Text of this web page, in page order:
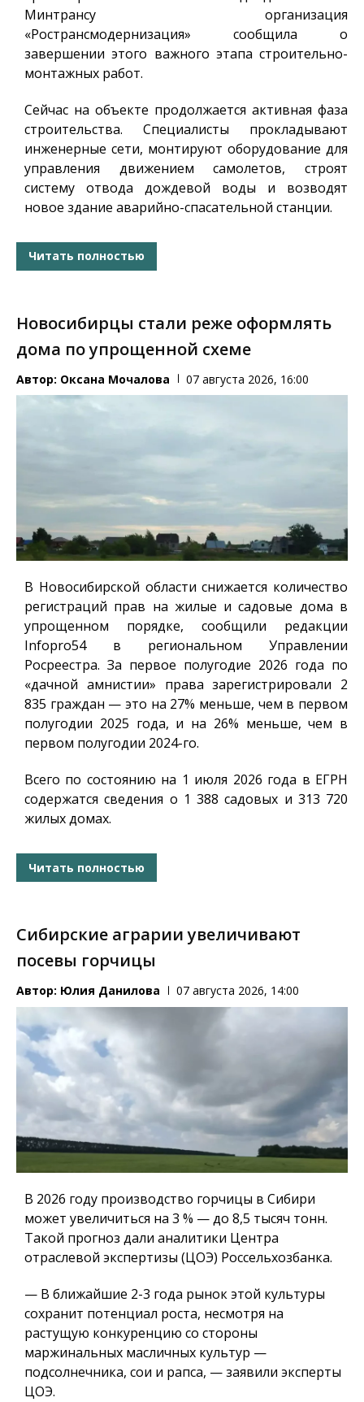
Минтрансу организация
«Ространсмодернизация» сообщила о
завершении этого важного этапа строительно-
монтажных работ.
Сейчас на объекте продолжается активная фаза
строительства. Специалисты прокладывают
инженерные сети, монтируют оборудование для
управления движением самолетов, строят
систему отвода дождевой воды и возводят
новое здание аварийно-спасательной станции.
Читать полностью
Новосибирцы стали реже оформлять
дома по упрощенной схеме
Автор: Оксана Мочалова 07 августа 2026, 16:00
В Новосибирской области снижается количество
регистраций прав на жилые и садовые дома в
упрощенном порядке, сообщили редакции
Infopro54в региональном Управлении
Росреестра. За первое полугодие 2026 года по
«дачной амнистии» права зарегистрировали 2
835 граждан — это на 27% меньше, чем в первом
полугодии 2025 года, и на 26% меньше, чем в
первом полугодии 2024-го.
Всего по состоянию на 1 июля 2026 года в ЕГРН
содержатся сведения о 1 388 садовых и 313 720
жилых домах.
Читать полностью
Сибирские аграрии увеличивают
посевы горчицы
Автор: Юлия Данилова 07 августа 2026, 14:00
В 2026 году производство горчицы в Сибири
может увеличиться на 3 % — до 8,5 тысяч тонн.
Такой прогноз дали аналитики Центра
отраслевой экспертизы (ЦОЭ) Россельхозбанка.
— В ближайшие 2-3 года рынок этой культуры
сохранит потенциал роста, несмотря на
растущую конкуренцию со стороны
маржинальных масличных культур —
подсолнечника, сои и рапса, — заявили эксперты
ЦОЭ.